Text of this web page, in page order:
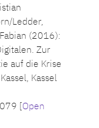
Ledder,
(2016):
Zur
auf die Krise
Kassel
[Open